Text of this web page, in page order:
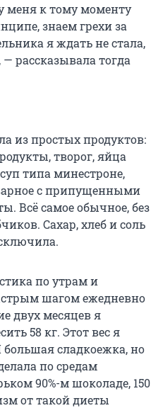
меня к тому моменту
знаем грехи за
я ждать не стала,
рассказывала тогда
из простых продуктов:
творог, яйца
типа минестроне,
с припущенными
Всё самое обычное, без
Сахар, хлеб и соль
по утрам и
шагом ежедневно
двух месяцев я
58 кг. Этот вес я
большая сладкоежка, но
по средам
90%-м шоколаде, 150
от такой диеты